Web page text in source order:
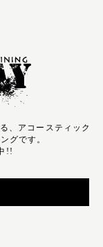
、アコースティック
グです。
!!